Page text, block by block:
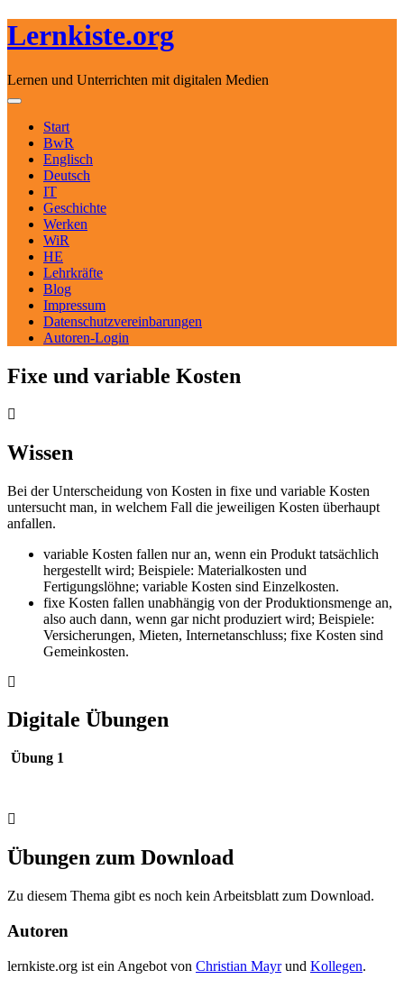
Lernkiste.org
Lernen und Unterrichten mit digitalen Medien
Skip to content
Toggle navigation
Start
BwR
Englisch
Deutsch
IT
Geschichte
Werken
WiR
HE
Lehrkräfte
Blog
Impressum
Datenschutzvereinbarungen
Autoren-Login
Fixe und variable Kosten
Wissen
Bei der Unterscheidung von Kosten in fixe und variable Kosten
untersucht man, in welchem Fall die jeweiligen Kosten überhaupt
anfallen.
variable Kosten fallen nur an, wenn ein Produkt tatsächlich
hergestellt wird; Beispiele: Materialkosten und
Fertigungslöhne; variable Kosten sind Einzelkosten.
fixe Kosten fallen unabhängig von der Produktionsmenge an,
also auch dann, wenn gar nicht produziert wird; Beispiele:
Versicherungen, Mieten, Internetanschluss; fixe Kosten sind
Gemeinkosten.
Digitale Übungen
Übung 1
Übungen zum Download
Zu diesem Thema gibt es noch kein Arbeitsblatt zum Download.
Autoren
lernkiste.org ist ein Angebot von Christian Mayrund Kollegen.